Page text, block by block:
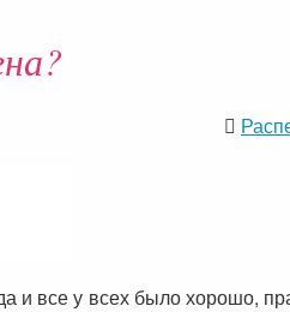
и все у всех было хорошо,